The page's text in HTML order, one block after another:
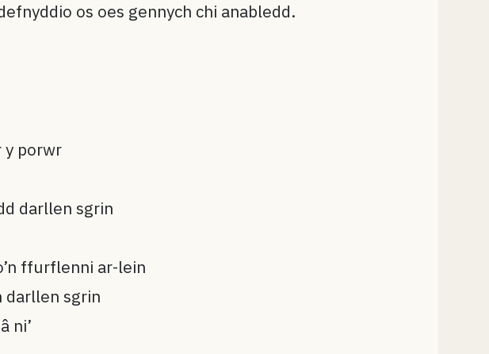
os oes gennych chi anabledd.
porwr
darllen sgrin
ffurflenni ar-lein
darllen sgrin
ni’